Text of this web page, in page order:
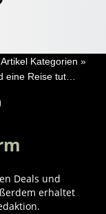
Artikel Kategorien »
eine Reise tut…
Deals und
erhaltet